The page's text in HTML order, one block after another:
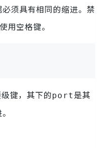
须具有相同的缩进。禁
用空格键。
键，其下的port 是其